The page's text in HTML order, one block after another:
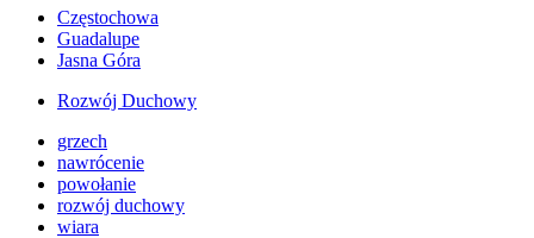
Częstochowa
Guadalupe
Jasna Góra
Rozwój Duchowy
grzech
nawrócenie
powołanie
rozwój duchowy
wiara